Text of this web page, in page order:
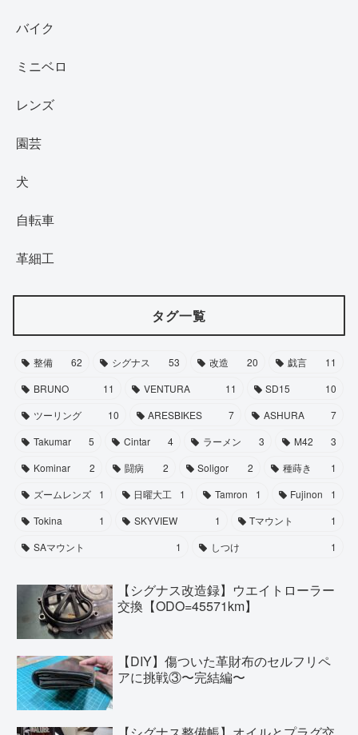
バイク
ミニベロ
レンズ
園芸
犬
自転車
革細工
タグ一覧
整備 62 シグナス 53 改造 20 戯言
11
BRUNO
11 VENTURA 11 SD15
10
ツーリング
10 ARESBIKES 7 ASHURA
7
Takumar
5 Cintar 4 ラーメン 3 M42
3
Kominar
2 闘病 2 Soligor 2 種蒔き
1
ズームレンズ
1 日曜大工 1 Tamron 1 Fujinon
1
Tokina
1 SKYVIEW 1 Tマウント
1
SAマウント
1 しつけ 1
【シグナス改造録】ウエイトローラー
交換【ODO=45571km】
【DIY】傷ついた革財布のセルフリペ
アに挑戦③〜完結編〜